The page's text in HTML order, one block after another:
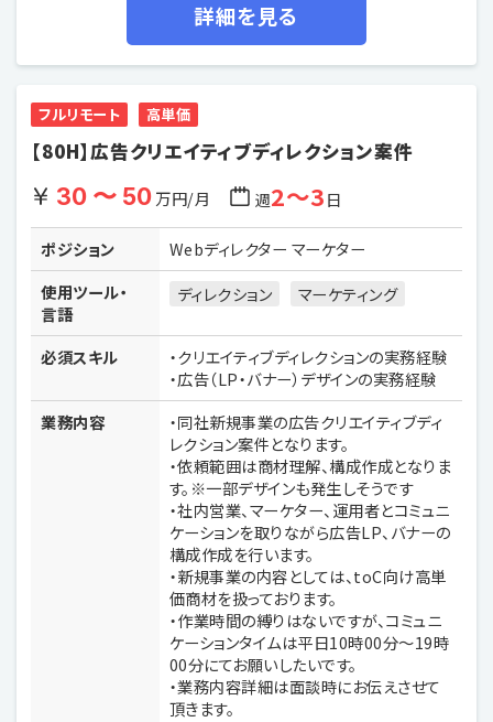
詳細を見る
フルリモート 高単価
【80H】広告クリエイティブディレクション案件
30 〜 50万円/月 週2〜3日
ポジション
Webディレクター マーケター
使用ツール・
言語
ディレクション マーケティング
必須スキル
・クリエイティブディレクションの実務経験
・広告（LP・バナー）デザインの実務経験
業務内容
・同社新規事業の広告クリエイティブディ
レクション案件となります。
・依頼範囲は商材理解、構成作成となりま
す。※一部デザインも発生しそうです
・社内営業、マーケター、運用者とコミュニ
ケーションを取りながら広告LP、バナーの
構成作成を行います。
・新規事業の内容としては、toC向け高単
価商材を扱っております。
・作業時間の縛りはないですが、コミュニ
ケーションタイムは平日10時00分〜19時
00分にてお願いしたいです。
・業務内容詳細は面談時にお伝えさせて
頂きます。